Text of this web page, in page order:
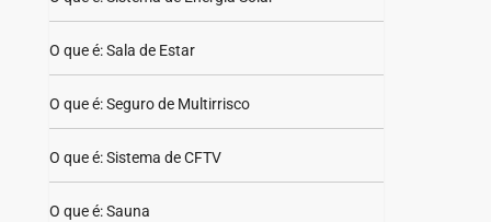
O que é: Sala de Estar
O que é: Seguro de Multirrisco
O que é: Sistema de CFTV
O que é: Sauna